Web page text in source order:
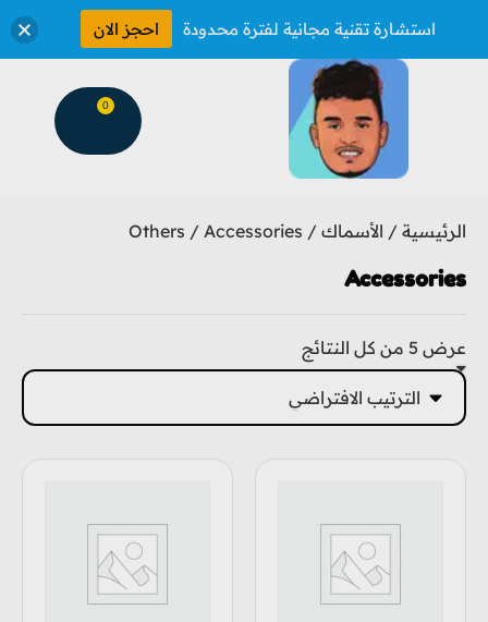
0
الرئيسية / الأسماك /
Others / Accessories
Accessories
عرض ⁦5⁩ من كل النتائج
استشارة تقنية مجانية لفترة محدودة احجز الان